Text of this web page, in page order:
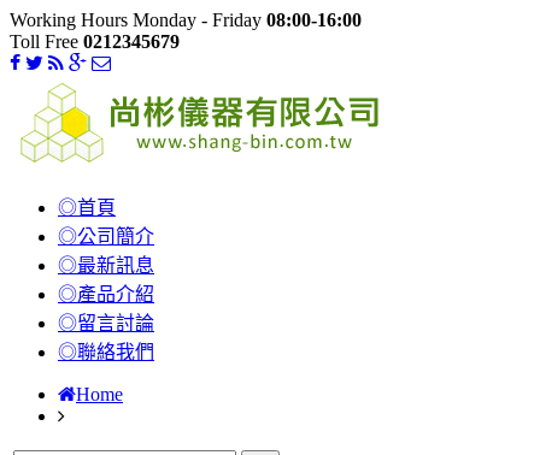
Working Hours Monday - Friday 08:00-16:00
Toll Free 0212345679
◎首頁
◎公司簡介
◎最新訊息
◎產品介紹
◎留言討論
◎聯絡我們
Home